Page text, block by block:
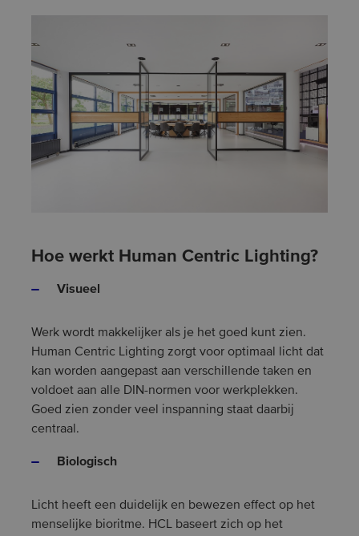
Hoe werkt Human Centric Lighting?
Visueel
Werk wordt makkelijker als je het goed kunt zien.
Human Centric Lighting zorgt voor optimaal licht dat
kan worden aangepast aan verschillende taken en
voldoet aan alle DIN-normen voor werkplekken.
Goed zien zonder veel inspanning staat daarbij
centraal.
Biologisch
Licht heeft een duidelijk en bewezen effect op het
menselijke bioritme. HCL baseert zich op het